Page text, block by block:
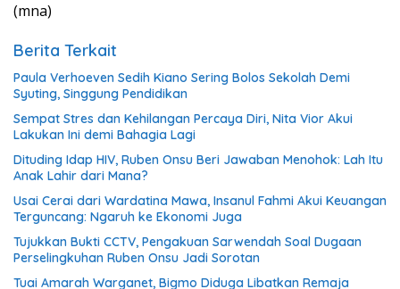
(mna)
Berita Terkait
Paula Verhoeven Sedih Kiano Sering Bolos Sekolah Demi
Syuting, Singgung Pendidikan
Sempat Stres dan Kehilangan Percaya Diri, Nita Vior Akui
Lakukan Ini demi Bahagia Lagi
Dituding Idap HIV, Ruben Onsu Beri Jawaban Menohok: Lah Itu
Anak Lahir dari Mana?
Usai Cerai dari Wardatina Mawa, Insanul Fahmi Akui Keuangan
Terguncang: Ngaruh ke Ekonomi Juga
Tujukkan Bukti CCTV, Pengakuan Sarwendah Soal Dugaan
Perselingkuhan Ruben Onsu Jadi Sorotan
Tuai Amarah Warganet, Bigmo Diduga Libatkan Remaja